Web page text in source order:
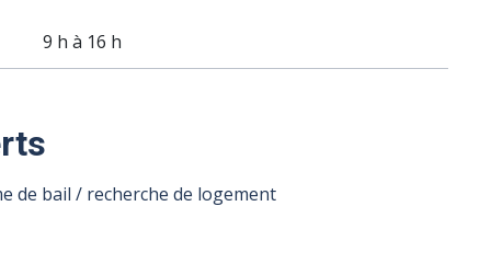
9 h à 16 h
de bail / recherche de logement